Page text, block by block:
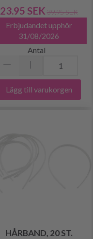
23.95 SEK 39.95 SEK
Erbjudandet upphör
31/08/2026
Antal
Lägg till varukorgen
HÅRBAND, 20 ST.